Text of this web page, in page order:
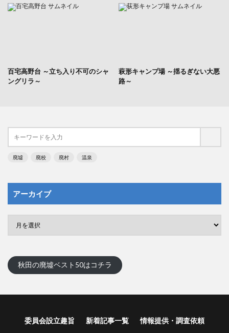
百宅高野台 ～立ち入り不可のシャ
ングリラ～
萩形キャンプ場 ～揺るぎない大悪
路～
廃墟 廃校 廃村 温泉
アーカイブ
秋田の廃墟ベスト50はコチラ
委員会設立趣旨 新着記事一覧 情報提供・調査依頼